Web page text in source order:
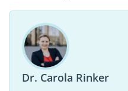
Dr. Carola Rinker